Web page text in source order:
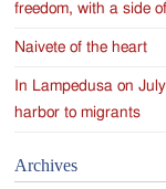
freedom, with a side
Naivete of the heart
In Lampedusa on
harbor to migrants
Archives